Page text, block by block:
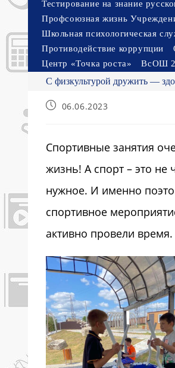
Тестирование на знание
Профсоюзная жизнь
Школьная психологическая
Противодействие коррупции
Центр «Точка роста»
ВсОШ
С физкультурой дружить —
Запись06.06.2023
Спортивные занятия
жизнь! А спорт – это не
нужное. И именно
спортивное
активно провели время.